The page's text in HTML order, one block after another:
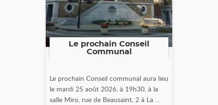
Le prochain Conseil
Communal
Le prochain Conseil communal aura lieu
le mardi 25 août 2026, à 19h30, à la
salle Miro, rue de Beausaint, 2 à La ...